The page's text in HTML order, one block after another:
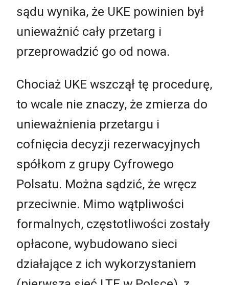
sądu wynika, że UKE powinien był
unieważnić cały przetarg i
przeprowadzić go od nowa.
Chociaż UKE wszczął tę procedurę,
to wcale nie znaczy, że zmierza do
unieważnienia przetargu i
cofnięcia decyzji rezerwacyjnych
spółkom z grupy Cyfrowego
Polsatu. Można sądzić, że wręcz
przeciwnie. Mimo wątpliwości
formalnych, częstotliwości zostały
opłacone, wybudowano sieci
działające z ich wykorzystaniem